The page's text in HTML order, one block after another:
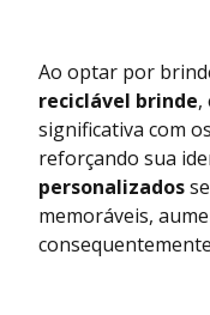
Ao optar por
reciclável brinde,
significativa com
reforçando sua
personalizados
memoráveis,